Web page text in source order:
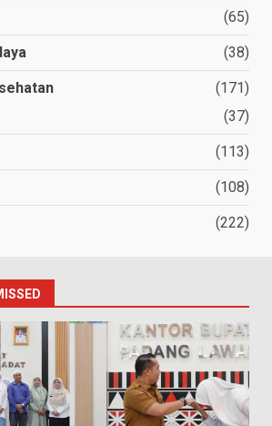
(65)
(38)
(171)
(37)
(113)
(108)
(222)